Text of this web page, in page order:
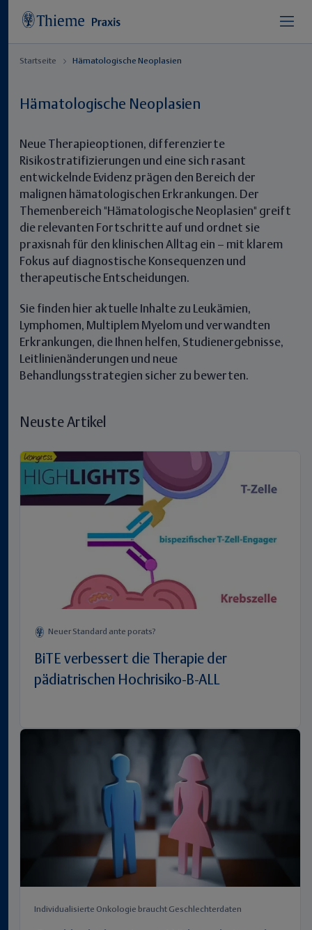
Startseite Hämatologische Neoplasien
Hämatologische Neoplasien
Neue Therapieoptionen, differenzierte
Risikostratifizierungen und eine sich rasant
entwickelnde Evidenz prägen den Bereich der
malignen hämatologischen Erkrankungen. Der
Themenbereich "Hämatologische Neoplasien" greift
die relevanten Fortschritte auf und ordnet sie
praxisnah für den klinischen Alltag ein – mit klarem
Fokus auf diagnostische Konsequenzen und
therapeutische Entscheidungen.
Sie finden hier aktuelle Inhalte zu Leukämien,
Lymphomen, Multiplem Myelom und verwandten
Erkrankungen, die Ihnen helfen, Studienergebnisse,
Leitlinienänderungen und neue
Behandlungsstrategien sicher zu bewerten.
Neuste Artikel
Neuer Standard ante porats?
BiTE verbessert die Therapie der
pädiatrischen Hochrisiko-B-ALL
Individualisierte Onkologie braucht Geschlechterdaten